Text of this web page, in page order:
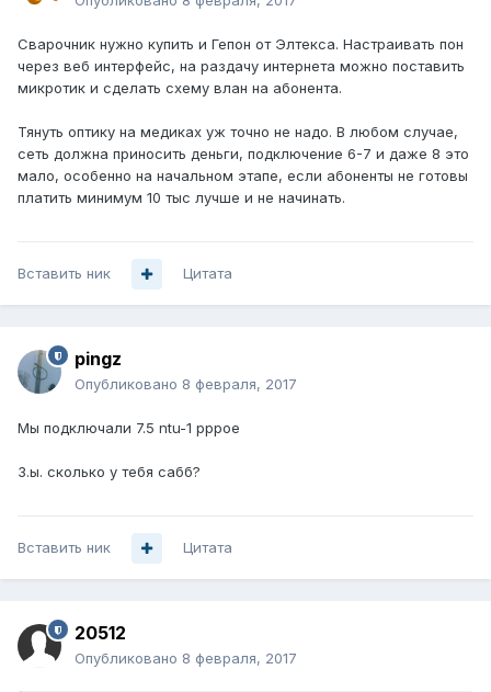
Сварочник нужно купить и Гепон от Элтекса. Настраивать пон
через веб интерфейс, на раздачу интернета можно поставить
микротик и сделать схему влан на абонента.
Тянуть оптику на медиках уж точно не надо. В любом случае,
сеть должна приносить деньги, подключение 6-7 и даже 8 это
мало, особенно на начальном этапе, если абоненты не готовы
платить минимум 10 тыс лучше и не начинать.
Вставить ник Цитата
pingz
Опубликовано 8 февраля, 2017
Мы подключали 7.5 ntu-1 pppoe
З.ы. сколько у тебя сабб?
Вставить ник Цитата
20512
Опубликовано 8 февраля, 2017